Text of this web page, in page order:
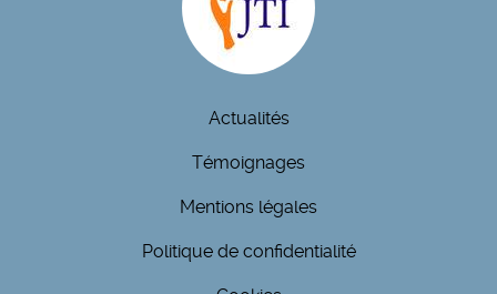
Actualités
Témoignages
Mentions légales
Politique de confidentialité